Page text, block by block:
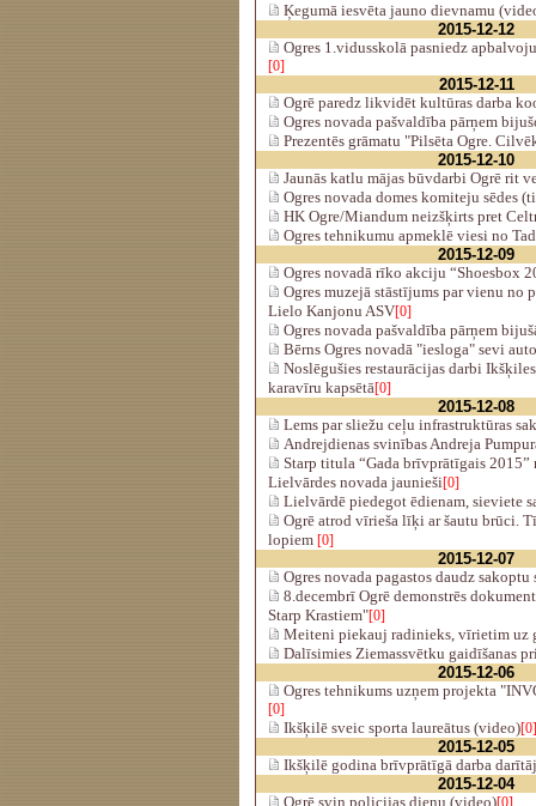
Ķegumā iesvēta jauno dievnamu
2015-12-12
Ogres 1.vidusskolā pasniedz
[0]
2015-12-11
Ogrē paredz likvidēt kultūras darba
Ogres novada pašvaldība pārņem
Prezentēs grāmatu "Pilsēta Ogre.
2015-12-10
Jaunās katlu mājas būvdarbi Ogrē rit
Ogres novada domes komiteju sēdes
HK Ogre/Miandum neizšķirts pret
Ogres tehnikumu apmeklē viesi no
2015-12-09
Ogres novadā rīko akciju “Shoesbox
Ogres muzejā stāstījums par vienu no
Lielo Kanjonu ASV[0]
Ogres novada pašvaldība pārņem
Bērns Ogres novadā "iesloga" sevi
Noslēgušies restaurācijas darbi
karavīru kapsētā[0]
2015-12-08
Lems par sliežu ceļu infrastruktūras
Andrejdienas svinības Andreja
Starp titula “Gada brīvprātīgais
Lielvārdes novada jaunieši[0]
Lielvārdē piedegot ēdienam, sieviete
Ogrē atrod vīrieša līķi ar šautu brūci.
lopiem [0]
2015-12-07
Ogres novada pagastos daudz sakoptu
8.decembrī Ogrē demonstrēs
Starp Krastiem"[0]
Meiteni piekauj radinieks, vīrietim uz
Dalīsimies Ziemassvētku gaidīšanas
2015-12-06
Ogres tehnikums uzņem projekta
[0]
Ikšķilē sveic sporta laureātus (video)[0]
2015-12-05
Ikšķilē godina brīvprātīgā darba
2015-12-04
Ogrē svin policijas dienu (video)[0]